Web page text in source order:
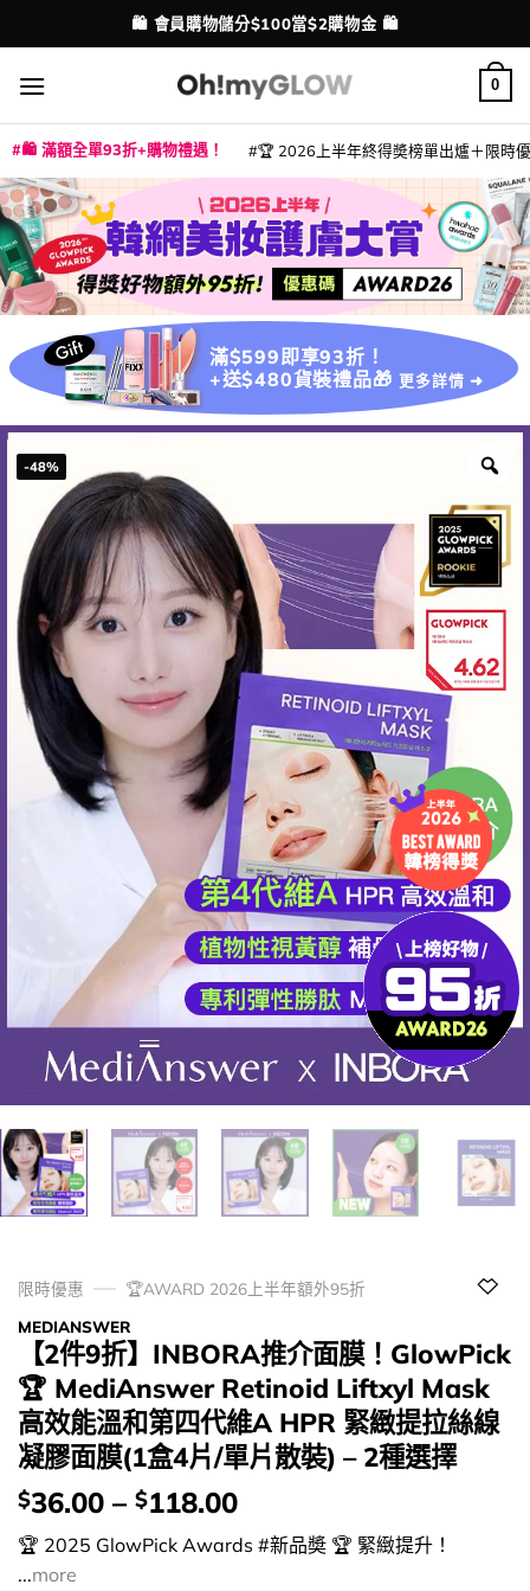
to
content
配送港澳
💳 支援消費券、FPS、八達通、PAYME、信用卡付款
0
🛍️ 滿額全單93折+購物禮遇！ 🏆 2026上半年終得奬榜單出爐＋限時
滿$599即享93折！
+送$480貨裝禮品🎁 更多詳情 ➜
-48%
限時優惠
🏆AWARD 2026上半年額外95折
MEDIANSWER
【2件9折】INBORA推介面膜！GlowPick
🏆 MediAnswer Retinoid Liftxyl Mask
高效能溫和第四代維A HPR 緊緻提拉絲線
凝膠面膜(1盒4片/單片散裝) – 2種選擇
價
錢：
$36.00 – $118.00
🏆 2025 GlowPick Awards #新品奬 🏆 緊緻提升！
...more